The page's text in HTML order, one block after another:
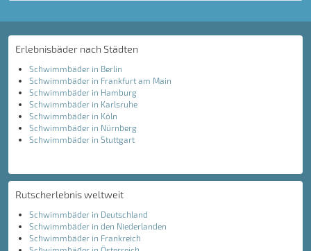
Erlebnisbäder nach Städten
Schwimmbäder in Berlin
Schwimmbäder in Frankfurt am Main
Schwimmbäder in Hamburg
Schwimmbäder in Karlsruhe
Schwimmbäder in Köln
Schwimmbäder in Nürnberg
Schwimmbäder in Stuttgart
Rutscherlebnis weltweit
Schwimmbäder in Deutschland
Schwimmbäder in den Niederlanden
Schwimmbäder in Frankreich